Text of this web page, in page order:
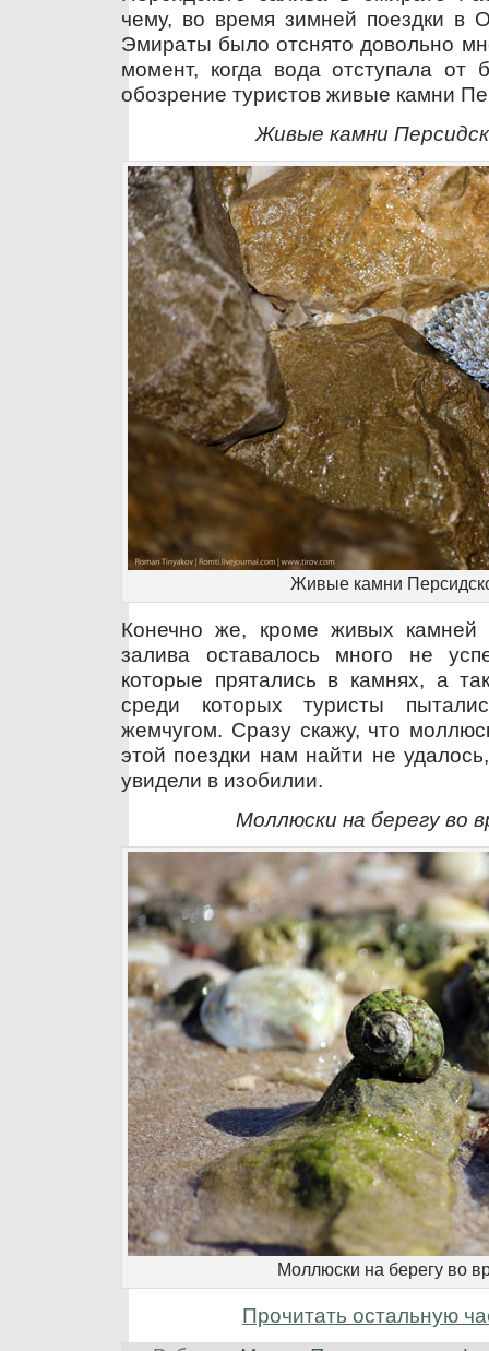
чему, во время зимней поездки в
Эмираты было отснято довольно
момент, когда вода отступала от
обозрение туристов живые камни
Живые камни
Живые камни
Конечно же, кроме живых камней
залива оставалось много не
которые прятались в камнях, а
среди которых туристы
жемчугом. Сразу скажу, что
этой поездки нам найти не
увидели в изобилии.
Моллюски на берегу во
Моллюски на берегу во
Прочитать остальную